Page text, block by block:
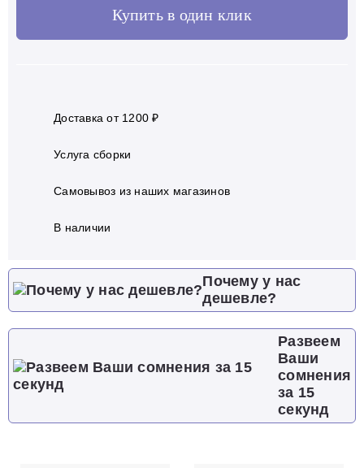
Купить в один клик
Доставка от 1200 ₽
Услуга сборки
Самовывоз из наших магазинов
В наличии
Почему у нас
дешевле?
Развеем
Ваши
сомнения
за 15
секунд